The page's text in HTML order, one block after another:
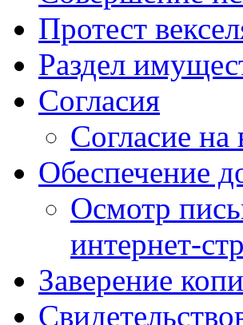
Протест
Раздел
Согласия
Согласие на
Обеспечение
Осмотр
интернет-
Заверение